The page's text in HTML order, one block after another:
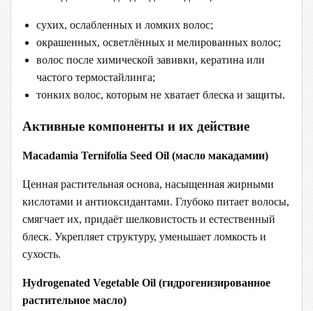
сухих, ослабленных и ломких волос;
окрашенных, осветлённых и мелированных волос;
волос после химической завивки, кератина или
частого термостайлинга;
тонких волос, которым не хватает блеска и защиты.
Активные компоненты и их действие
Macadamia Ternifolia Seed Oil (масло макадамии)
Ценная растительная основа, насыщенная жирными
кислотами и антиоксидантами. Глубоко питает волосы,
смягчает их, придаёт шелковистость и естественный
блеск. Укрепляет структуру, уменьшает ломкость и
сухость.
Hydrogenated Vegetable Oil (гидрогенизированное
растительное масло)